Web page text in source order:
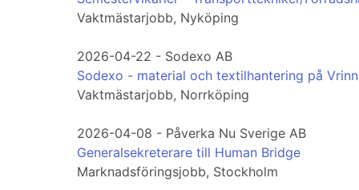
Vaktmästarjobb, Nyköping
2026-04-22 - Sodexo AB
Sodexo - material och textilhantering på
Vaktmästarjobb, Norrköping
2026-04-08 - Påverka Nu Sverige AB
Generalsekreterare till Human Bridge
Marknadsföringsjobb, Stockholm